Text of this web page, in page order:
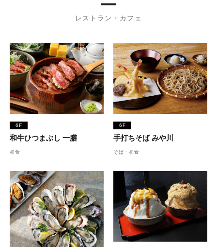
レストラン・カフェ
6F
和牛ひつまぶし 一膳
和食
6F
手打ちそば みや川
そば・和食